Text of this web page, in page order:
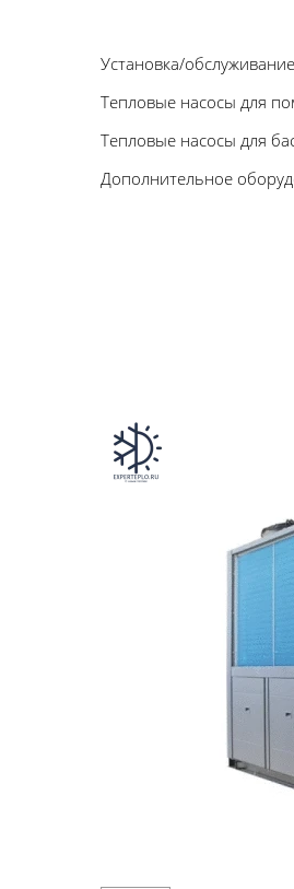
Установка/обслуживание
Тепловые насосы для
Тепловые насосы для
Дополнительное